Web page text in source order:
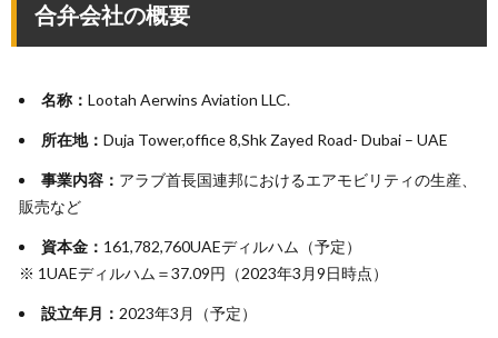
合弁会社の概要
名称： Lootah Aerwins Aviation LLC.
所在地： Duja Tower,office 8,Shk Zayed Road- Dubai – UAE
事業内容： アラブ首長国連邦におけるエアモビリティの生産、
販売など
資本金： 161,782,760UAEディルハム（予定）
※ 1UAEディルハム＝37.09円（2023年3月9日時点）
設立年月： 2023年3月（予定）